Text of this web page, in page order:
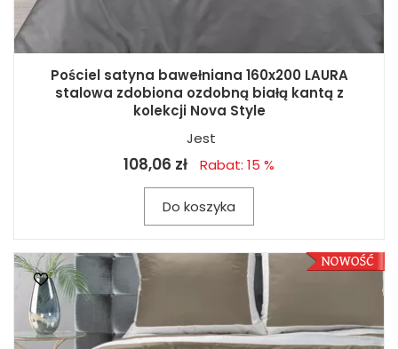
Pościel satyna bawełniana 160x200 LAURA
stalowa zdobiona ozdobną białą kantą z
kolekcji Nova Style
Jest
108,06 zł Rabat: 15 %
Do koszyka